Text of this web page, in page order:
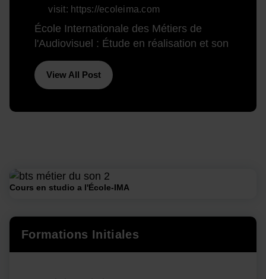
visit: https://ecoleima.com
École Internationale des Métiers de
l'Audiovisuel : Étude en réalisation et son
View All Post
Cours en studio a l'École-IMA
Formations Initiales